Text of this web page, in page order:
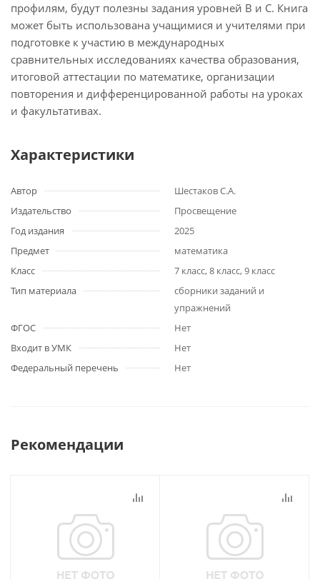
профилям, будут полезны задания уровней B и C. Книга
может быть использована учащимися и учителями при
подготовке к участию в международных
сравнительных исследованиях качества образования,
итоговой аттестации по математике, организации
повторения и дифференцированной работы на уроках
и факультативах.
Характеристики
Автор
Шестаков С.А.
Издательство
Просвещение
Год издания
2025
Предмет
математика
Класс
7 класс, 8 класс, 9 класс
Тип материала
сборники заданий и
упражнений
ФГОС
Нет
Входит в УМК
Нет
Федеральный перечень
Нет
Рекомендации